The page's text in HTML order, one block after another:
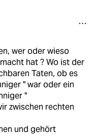
wer oder wieso
hat ? Wo ist der
Taten, ob es
" war oder ein
"
zwischen rechten
und gehört